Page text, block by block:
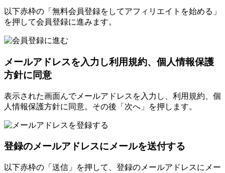
以下赤枠の「無料会員登録をしてアフィリエイトを始める」
を押して会員登録に進みます。
メールアドレスを入力し利用規約、個人情報保護
方針に同意
表示された画面んでメールアドレスを入力し、利用規約、個
人情報保護方針に同意。その後「次へ」を押します。
登録のメールアドレスにメールを送付する
以下赤枠の「送信」を押して、登録のメールアドレスにメー